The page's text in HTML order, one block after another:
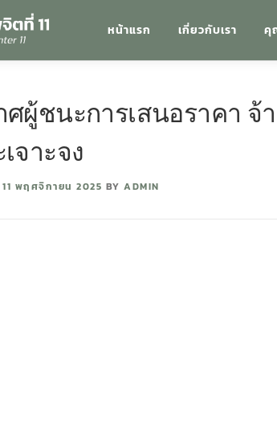
หน้าแรก เกี่ยวกับเรา คุ
ศผู้ชนะการเสนอราคา
จาะจง
11 พฤศจิกายน 2025 BY ADMIN